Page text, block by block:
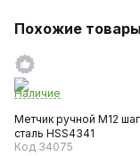
Похожие товары
Наличие
Метчик ручной M12 шаг
сталь HSS4341
Код 34075